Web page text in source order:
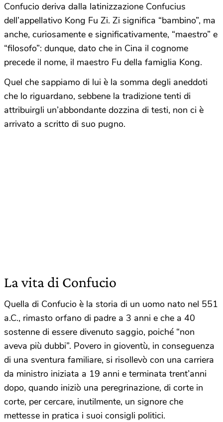
Confucio deriva dalla latinizzazione Confucius
dell’appellativo Kong Fu Zi. Zi significa “bambino”, ma
anche, curiosamente e significativamente, “maestro” e
“filosofo”: dunque, dato che in Cina il cognome
precede il nome, il maestro Fu della famiglia Kong.
Quel che sappiamo di lui è la somma degli aneddoti
che lo riguardano, sebbene la tradizione tenti di
attribuirgli un’abbondante dozzina di testi, non ci è
arrivato a scritto di suo pugno.
La vita di Confucio
Quella di Confucio è la storia di un uomo nato nel 551
a.C., rimasto orfano di padre a 3 anni e che a 40
sostenne di essere divenuto saggio, poiché “non
aveva più dubbi”. Povero in gioventù, in conseguenza
di una sventura familiare, si risollevò con una carriera
da ministro iniziata a 19 anni e terminata trent’anni
dopo, quando iniziò una peregrinazione, di corte in
corte, per cercare, inutilmente, un signore che
mettesse in pratica i suoi consigli politici.